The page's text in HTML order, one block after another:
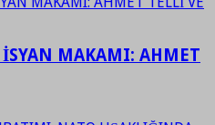
MAKAMI: AHMET